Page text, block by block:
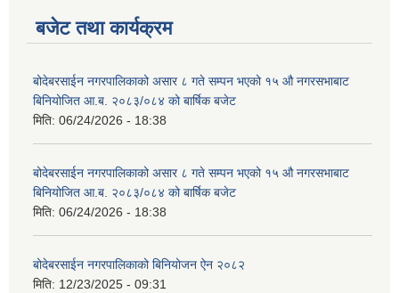
बजेट तथा कार्यक्रम
बोदेबरसाईन नगरपालिकाको असार ८ गते सम्पन भएको १५ ‍‍‍औ नगरसभाबाट
बिनियोजित आ.ब. २०८३/०८४ को बार्षिक बजेट
मिति: 06/24/2026 - 18:38
बोदेबरसाईन नगरपालिकाको असार ८ गते सम्पन भएको १५ ‍‍‍औ नगरसभाबाट
बिनियोजित आ.ब. २०८३/०८४ को बार्षिक बजेट
मिति: 06/24/2026 - 18:38
बोदेबरसाईन नगरपालिकाको बिनियोजन ऐन २०८२
मिति: 12/23/2025 - 09:31